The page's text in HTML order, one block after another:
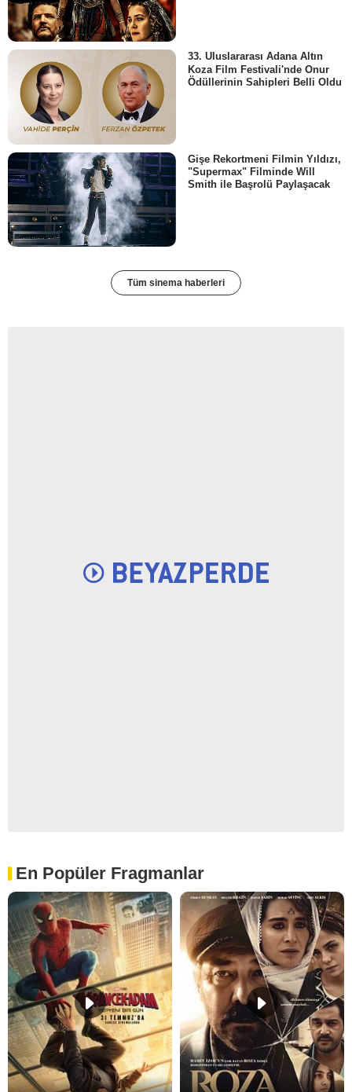
33. Uluslararası Adana Altın
Koza Film Festivali'nde Onur
Ödüllerinin Sahipleri Belli Oldu
Gişe Rekortmeni Filmin Yıldızı,
"Supermax" Filminde Will
Smith ile Başrolü Paylaşacak
Tüm sinema haberleri
En Popüler Fragmanlar